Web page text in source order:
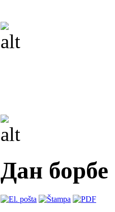
Дан